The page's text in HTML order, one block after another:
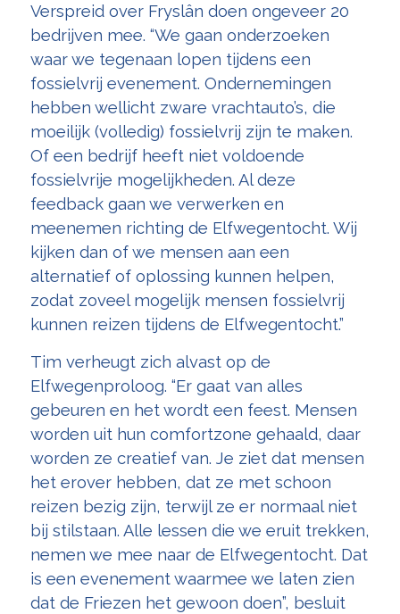
Verspreid over Fryslân doen ongeveer 20
bedrijven mee. “We gaan onderzoeken
waar we tegenaan lopen tijdens een
fossielvrij evenement. Ondernemingen
hebben wellicht zware vrachtauto’s, die
moeilijk (volledig) fossielvrij zijn te maken.
Of een bedrijf heeft niet voldoende
fossielvrije mogelijkheden. Al deze
feedback gaan we verwerken en
meenemen richting de Elfwegentocht. Wij
kijken dan of we mensen aan een
alternatief of oplossing kunnen helpen,
zodat zoveel mogelijk mensen fossielvrij
kunnen reizen tijdens de Elfwegentocht.”
Tim verheugt zich alvast op de
Elfwegenproloog. “Er gaat van alles
gebeuren en het wordt een feest. Mensen
worden uit hun comfortzone gehaald, daar
worden ze creatief van. Je ziet dat mensen
het erover hebben, dat ze met schoon
reizen bezig zijn, terwijl ze er normaal niet
bij stilstaan. Alle lessen die we eruit trekken,
nemen we mee naar de Elfwegentocht. Dat
is een evenement waarmee we laten zien
dat de Friezen het gewoon doen”, besluit